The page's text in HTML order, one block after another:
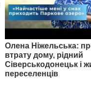
Олена Ніжельська:
втрату дому, рідний
Сіверськодонецьк і
переселенців